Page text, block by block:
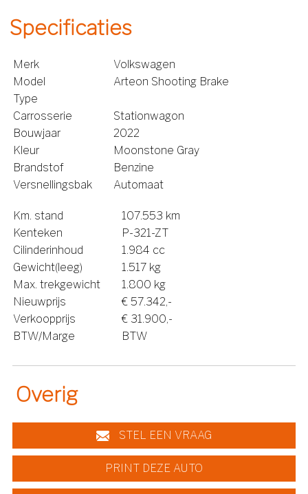
Specificaties
Merk
Volkswagen
Model
Arteon Shooting Brake
Type
Carrosserie
Stationwagon
Bouwjaar
2022
Kleur
Moonstone Gray
Brandstof
Benzine
Versnellingsbak
Automaat
Km. stand
107.553 km
Kenteken
P-321-ZT
Cilinderinhoud
1.984 cc
Gewicht(leeg)
1.517 kg
Max. trekgewicht
1.800 kg
Nieuwprijs
€ 57.342,-
Verkoopprijs
€ 31.900,-
BTW/Marge
BTW
Overig
STEL EEN VRAAG
PRINT DEZE AUTO